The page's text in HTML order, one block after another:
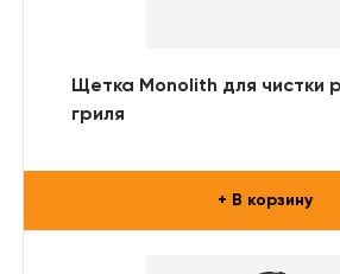
Щетка Monolith для чистки
гриля
+ В корзину